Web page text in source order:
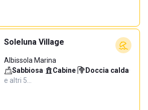
Soleluna Village
Albissola Marina
Sabbiosa· Cabine· Doccia calda·
e altri 5…